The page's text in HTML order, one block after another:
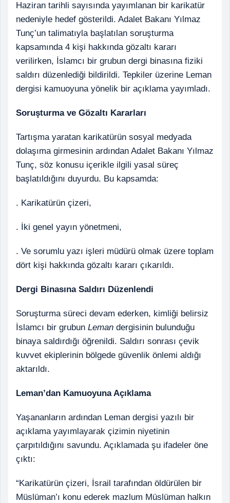
Haziran tarihli sayısında yayımlanan bir karikatür
nedeniyle hedef gösterildi. Adalet Bakanı Yılmaz
Tunç’un talimatıyla başlatılan soruşturma
kapsamında 4 kişi hakkında gözaltı kararı
verilirken, İslamcı bir grubun dergi binasına fiziki
saldırı düzenlediği bildirildi. Tepkiler üzerine Leman
dergisi kamuoyuna yönelik bir açıklama yayımladı.
Soruşturma ve Gözaltı Kararları
Tartışma yaratan karikatürün sosyal medyada
dolaşıma girmesinin ardından Adalet Bakanı Yılmaz
Tunç, söz konusu içerikle ilgili yasal süreç
başlatıldığını duyurdu. Bu kapsamda:
. Karikatürün çizeri,
. İki genel yayın yönetmeni,
. Ve sorumlu yazı işleri müdürü olmak üzere toplam
dört kişi hakkında gözaltı kararı çıkarıldı.
Dergi Binasına Saldırı Düzenlendi
Soruşturma süreci devam ederken, kimliği belirsiz
İslamcı bir grubun Leman dergisinin bulunduğu
binaya saldırdığı öğrenildi. Saldırı sonrası çevik
kuvvet ekiplerinin bölgede güvenlik önlemi aldığı
aktarıldı.
Leman’dan Kamuoyuna Açıklama
Yaşananların ardından Leman dergisi yazılı bir
açıklama yayımlayarak çizimin niyetinin
çarpıtıldığını savundu. Açıklamada şu ifadeler öne
çıktı:
“Karikatürün çizeri, İsrail tarafından öldürülen bir
Müslüman’ı konu ederek mazlum Müslüman halkın